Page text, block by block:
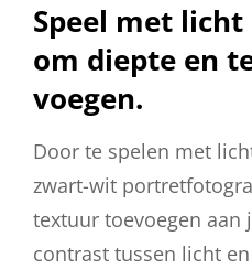
Speel met
om diepte en
voegen.
Door te spelen met
zwart-wit
textuur toevoegen aan
contrast tussen licht